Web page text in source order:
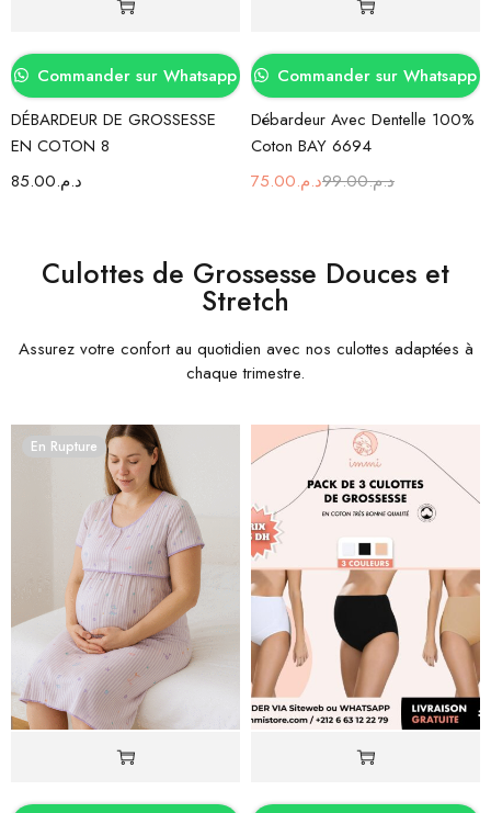
Commander sur Whatsapp
DÉBARDEUR DE GROSSESSE
EN COTON 8
د.م.85.00
Commander sur Whatsapp
Débardeur Avec Dentelle 100%
Coton BAY 6694
د.م.99.00د.م.75.00
Culottes de Grossesse Douces et
Stretch
Assurez votre confort au quotidien avec nos culottes adaptées à
chaque trimestre.
En Rupture